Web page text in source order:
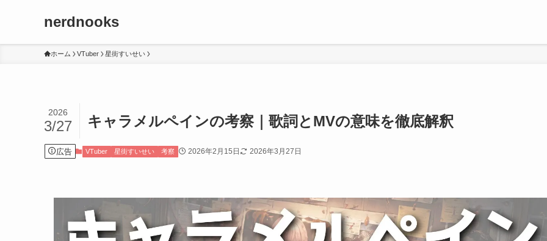
nerdnooks
ホーム VTuber 星街すいせい
キャラメルペインの考察｜歌詞とMVの意味を徹底解釈
2026
3/27
広告 VTuber 星街すいせい 考察 2026年2月15日 2026年3月27日